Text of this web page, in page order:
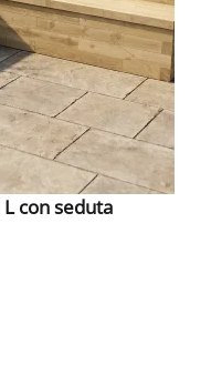
con seduta